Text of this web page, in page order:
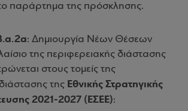
παράρτημα της πρόσκλησης.
: Δημιουργία Νέων Θέσεων
της περιφερειακής διάστασης
στους τομείς της
της Εθνικής Στρατηγικής
2021-2027 (ΕΣΕΕ):